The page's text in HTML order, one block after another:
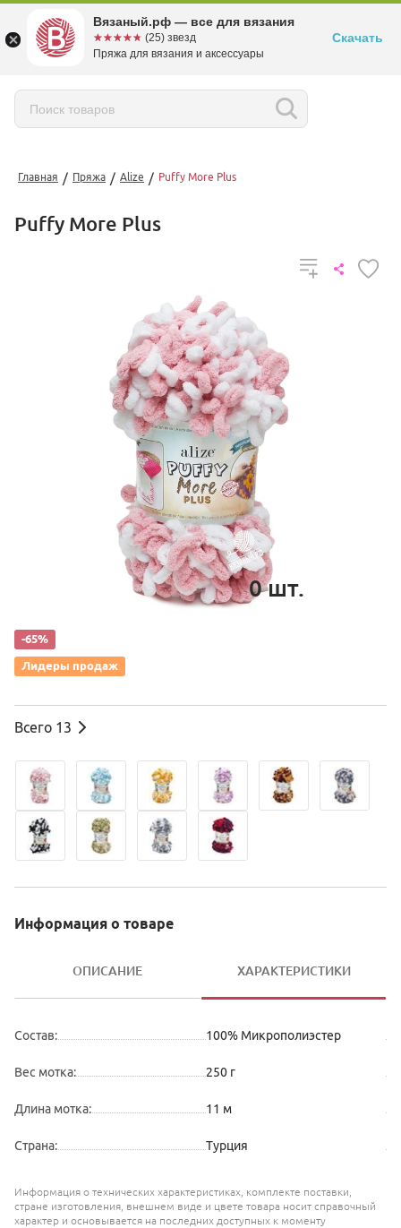
Главная / Пряжа / Alize / Puffy More Plus
Puffy More Plus
0 шт.
-65%
Лидеры продаж
Всего 13
Информация о товаре
ОПИСАНИЕ ХАРАКТЕРИСТИКИ
Состав: 100% Микрополиэстер
Вес мотка: 250 г
Длина мотка: 11 м
Страна: Турция
Информация о технических характеристиках, комплекте поставки,
стране изготовления, внешнем виде и цвете товара носит справочный
характер и основывается на последних доступных к моменту
Вязаный.рф — все для вязания
☆☆☆☆☆
★★★★★ (25) звезд
Пряжа для вязания и аксессуары
Скачать